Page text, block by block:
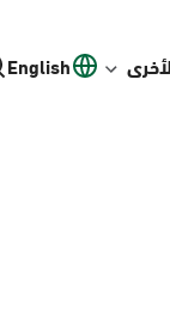
English